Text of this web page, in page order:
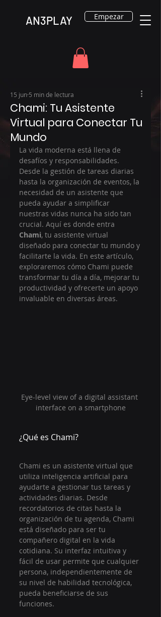
AN3PLAY Empezar
Chami: Tu Asistente
Virtual para Conectar Tu
Mundo
15 jun 5 min de lectura
La vida moderna está llena de
desafíos y responsabilidades.
Desde la gestión de tareas diarias
hasta la organización de eventos, la
necesidad de un asistente que
pueda ayudar a simplificar
nuestras vidas nunca ha sido tan
crucial. Aquí es donde entra
Chami, tu asistente virtual
diseñado para conectar tu mundo y
facilitarte la vida. En este artículo,
exploraremos cómo Chami puede
transformar tu día a día, mejorar tu
productividad y ofrecerte un apoyo
invaluable en diversas áreas.
Eye-level view of a digital assistant
interface on a smartphone
¿Qué es Chami?
Chami es un asistente virtual que
utiliza inteligencia artificial para
ayudarte a gestionar tus tareas y
actividades diarias. Desde
recordatorios de citas hasta la
organización de tu agenda, Chami
está diseñado para ser tu
compañero digital en la vida
cotidiana. Su interfaz intuitiva y
fácil de usar permite que cualquier
persona, independientemente de
su nivel de habilidad tecnológica,
pueda beneficiarse de sus
funciones.